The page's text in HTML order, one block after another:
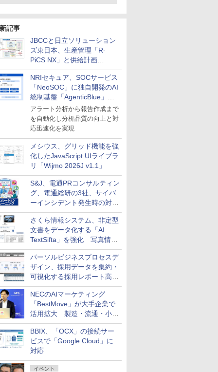
記事
JBCCと日立ソリューション
ズ東日本、生産管理「R-
PiCS NX」と供給計画
「scSQUARE ISP」の連携サ
ービスを提供開始
NRIセキュア、SOCサービス
「NeoSOC」に独自開発のAI
統制基盤「AgenticBlue」を
導入
アラート分析から報告作成まで
を自動化し分析品質の向上と対
応迅速化を実現
メシウス、グリッド機能を強
化したJavaScript UIライブラ
リ「Wijmo 2026J v1.1」
S&J、電通PRコンサルティン
グ、電通総研の3社、サイバ
ーインシデント発生時の対応
と危機管理広報を一体的に訓
練するプログラムを提供
さくら情報システム、非定型
文書をデータ化する「AI
TextSifta」を強化 写真情報
のデータ化などに対応
パーソルビジネスプロセスデ
ザイン、採用データを集約・
可視化する採用レポート高速
化サービスを提供
NECのAIマーケティング
「BestMove」が大手企業で
活用拡大 製造・流通・小売
企業・広告代理店などが実装
フェーズへ
BBIX、「OCX」の接続サー
ビスで「Google Cloud」に
対応
イベント